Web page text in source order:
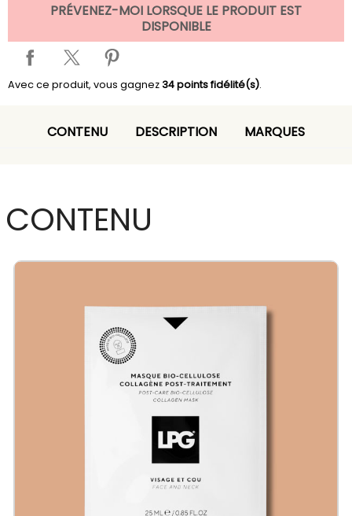
PRÉVENEZ-MOI LORSQUE LE PRODUIT EST
DISPONIBLE
Avec ce produit, vous gagnez34points fidélité(s).
CONTENU DESCRIPTION MARQUES
CONTENU